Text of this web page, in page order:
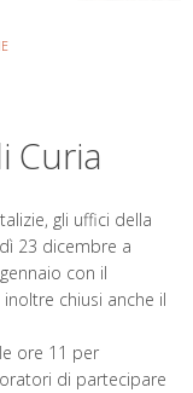
Curia
gli uffici della
23 dicembre a
con il
chiusi anche il
ore 11 per
di partecipare